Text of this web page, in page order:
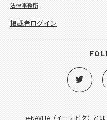
e-NAVITA（イーナビタ）とは
法律事務所
掲載者ログイン